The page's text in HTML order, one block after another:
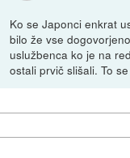
Ko se Japonci enkrat
bilo že vse
uslužbenca ko je na
ostali prvič slišali. To